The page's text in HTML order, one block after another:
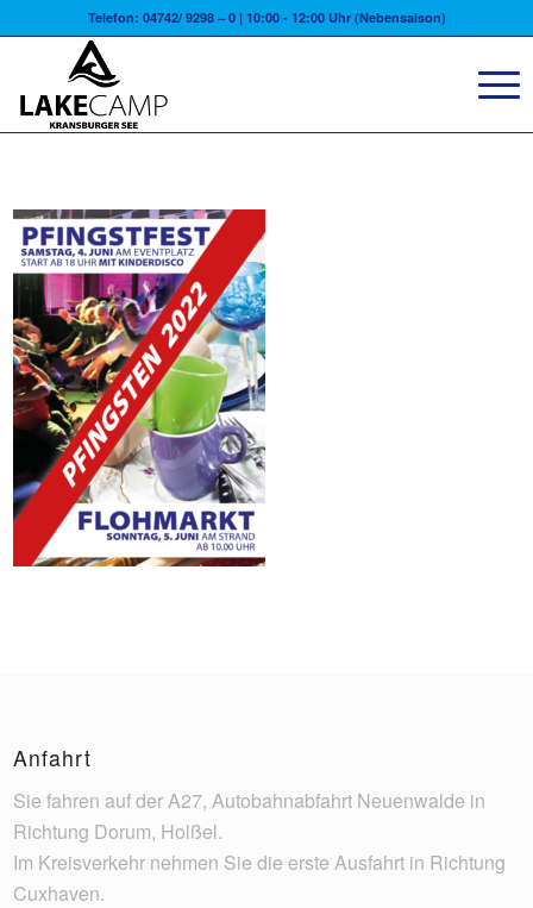
Telefon: 04742/ 9298 – 0 | 10:00 - 12:00 Uhr (Nebensaison)
Anfahrt
Sie fahren auf der A27, Autobahnabfahrt Neuenwalde in
Richtung Dorum, Holßel.
Im Kreisverkehr nehmen Sie die erste Ausfahrt in Richtung
Cuxhaven.